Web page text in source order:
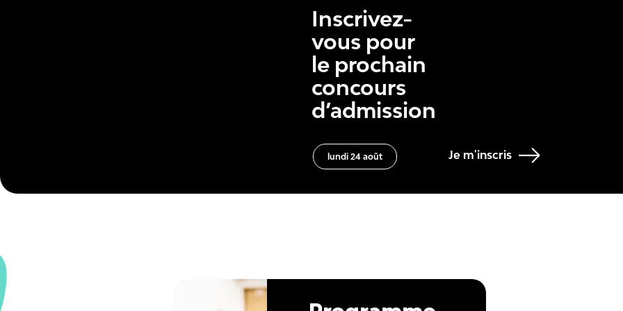
Inscrivez-
vous pour
le prochain
concours
d’admission
lundi 24 août Je m'inscris